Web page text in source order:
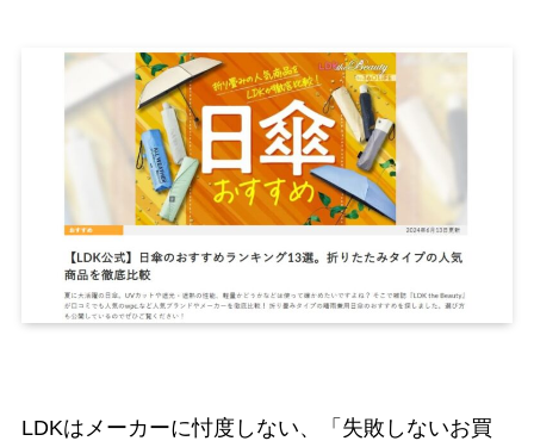
LDKはメーカーに忖度しない、「失敗しないお買